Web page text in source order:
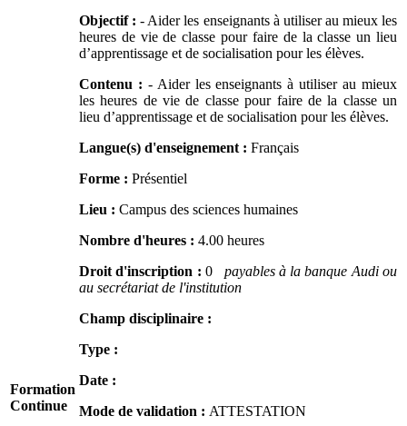
Formation
Continue
Objectif :- Aider les enseignants à utiliser au mieux les
heures de vie de classe pour faire de la classe un lieu
d’apprentissage et de socialisation pour les élèves.
Contenu : - Aider les enseignants à utiliser au mieux
les heures de vie de classe pour faire de la classe un
lieu d’apprentissage et de socialisation pour les élèves.
Langue(s) d'enseignement : Français
Forme : Présentiel
Lieu : Campus des sciences humaines
Nombre d'heures : 4.00 heures
Droit d'inscription : 0 payables à la banque Audi ou
au secrétariat de l'institution
Champ disciplinaire :
Type :
Date :
Mode de validation : ATTESTATION